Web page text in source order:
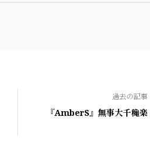
過去の記事
『AmberS』無事大千穐楽